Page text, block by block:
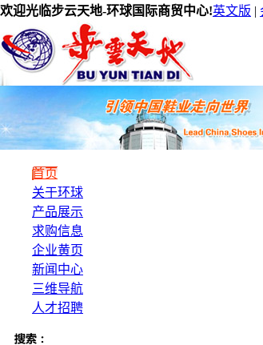
欢迎光临步云天地-环球国际商贸中心!英文版 |
首页
关于环球
产品展示
求购信息
企业黄页
新闻中心
三维导航
人才招聘